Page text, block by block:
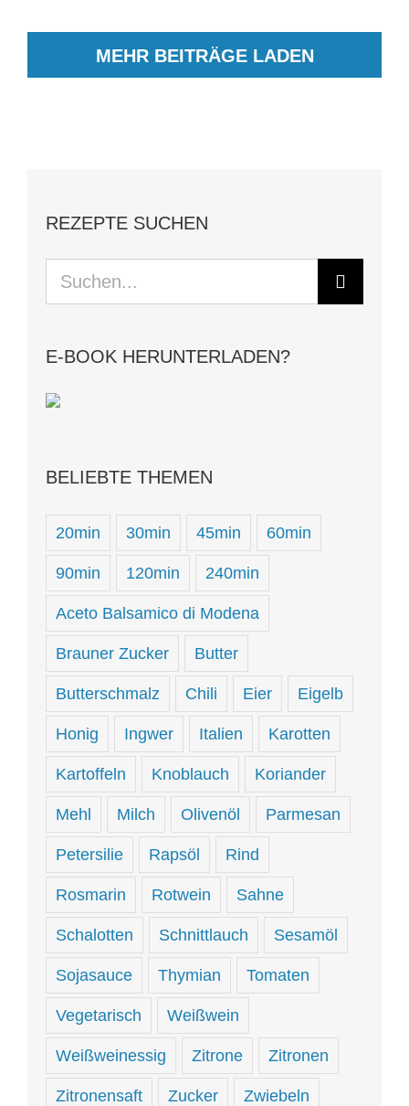
MEHR BEITRÄGE LADEN
REZEPTE SUCHEN
Suche
nach:
E-BOOK HERUNTERLADEN?
BELIEBTE THEMEN
20min 30min 45min 60min
90min 120min 240min
Aceto Balsamico di Modena
Brauner Zucker Butter
Butterschmalz Chili Eier Eigelb
Honig Ingwer Italien Karotten
Kartoffeln Knoblauch Koriander
Mehl Milch Olivenöl Parmesan
Petersilie Rapsöl Rind
Rosmarin Rotwein Sahne
Schalotten Schnittlauch Sesamöl
Sojasauce Thymian Tomaten
Vegetarisch Weißwein
Weißweinessig Zitrone Zitronen
Zitronensaft Zucker Zwiebeln